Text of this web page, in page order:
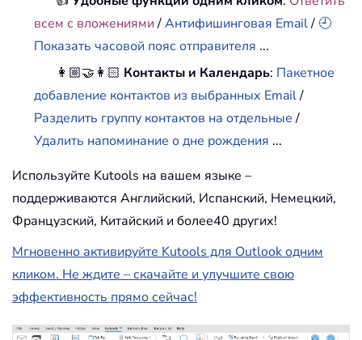
всем с вложениями /Антифишинговая Email/ 🕘
Показать часовой пояс отправителя ...
👩🏼‍🤝‍👩🏻 Контакты и Календарь: Пакетное
добавление контактов из выбранных Email/
Разделить группу контактов на отдельные/
Удалить напоминание о дне рождения ...
Используйте Kutools на вашем языке –
поддерживаются Английский, Испанский, Немецкий,
Французский, Китайский и более40 других!
Мгновенно активируйте Kutools для Outlook одним
кликом. Не ждите – скачайте и улучшите свою
эффективность прямо сейчас!